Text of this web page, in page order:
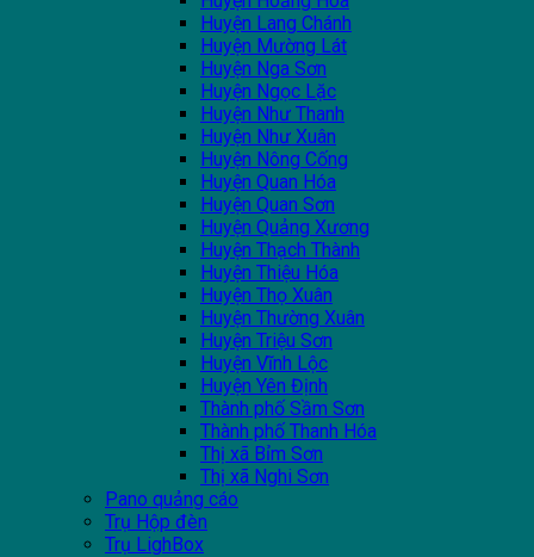
Huyện Lang Chánh
Huyện Mường Lát
Huyện Nga Sơn
Huyện Ngọc Lặc
Huyện Như Thanh
Huyện Như Xuân
Huyện Nông Cống
Huyện Quan Hóa
Huyện Quan Sơn
Huyện Quảng Xương
Huyện Thạch Thành
Huyện Thiệu Hóa
Huyện Thọ Xuân
Huyện Thường Xuân
Huyện Triệu Sơn
Huyện Vĩnh Lộc
Huyện Yên Định
Thành phố Sầm Sơn
Thành phố Thanh Hóa
Thị xã Bỉm Sơn
Thị xã Nghi Sơn
Pano quảng cáo
Trụ Hộp đèn
Trụ LighBox